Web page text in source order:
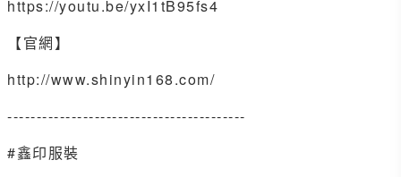
https://youtu.be/yxI1tB95fs4
【官網】
http://www.shinyin168.com/
-----------------------------------------
#鑫印服裝